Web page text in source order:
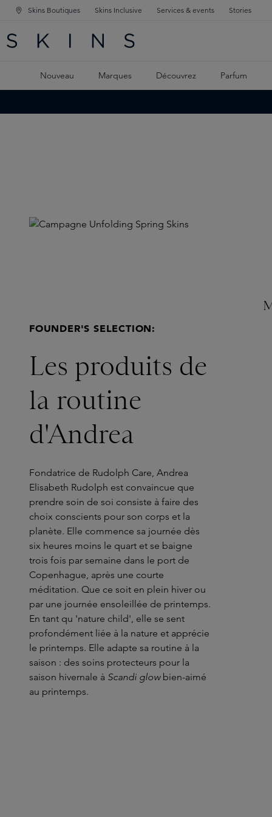
PRINCIPALE
CONTENU PRINCIPAL
Skins Boutiques Skins Inclusive Services & events Stories
Nouveau Marques Découvrez Parfum
FOUNDER'S SELECTION:
Les produits de
la routine
d'Andrea
Fondatrice de Rudolph Care, Andrea
Elisabeth Rudolph est convaincue que
prendre soin de soi consiste à faire des
choix conscients pour son corps et la
planète. Elle commence sa journée dès
six heures moins le quart et se baigne
trois fois par semaine dans le port de
Copenhague, après une courte
méditation. Que ce soit en plein hiver ou
par une journée ensoleillée de printemps.
En tant qu 'nature child', elle se sent
profondément liée à la nature et apprécie
le printemps. Elle adapte sa routine à la
saison : des soins protecteurs pour la
saison hivernale à Scandi glowbien-aimé
au printemps.